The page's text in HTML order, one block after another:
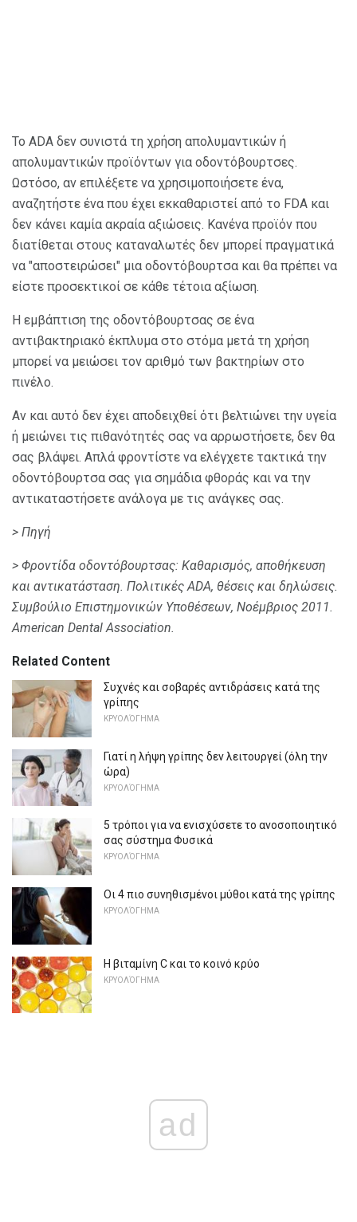
Το ADA δεν συνιστά τη χρήση απολυμαντικών ή
απολυμαντικών προϊόντων για οδοντόβουρτσες.
Ωστόσο, αν επιλέξετε να χρησιμοποιήσετε ένα,
αναζητήστε ένα που έχει εκκαθαριστεί από το FDA και
δεν κάνει καμία ακραία αξιώσεις. Κανένα προϊόν που
διατίθεται στους καταναλωτές δεν μπορεί πραγματικά
να "αποστειρώσει" μια οδοντόβουρτσα και θα πρέπει να
είστε προσεκτικοί σε κάθε τέτοια αξίωση.
Η εμβάπτιση της οδοντόβουρτσας σε ένα
αντιβακτηριακό έκπλυμα στο στόμα μετά τη χρήση
μπορεί να μειώσει τον αριθμό των βακτηρίων στο
πινέλο.
Αν και αυτό δεν έχει αποδειχθεί ότι βελτιώνει την υγεία
ή μειώνει τις πιθανότητές σας να αρρωστήσετε, δεν θα
σας βλάψει. Απλά φροντίστε να ελέγχετε τακτικά την
οδοντόβουρτσα σας για σημάδια φθοράς και να την
αντικαταστήσετε ανάλογα με τις ανάγκες σας.
> Πηγή
> Φροντίδα οδοντόβουρτσας: Καθαρισμός, αποθήκευση
και αντικατάσταση. Πολιτικές ADA, θέσεις και δηλώσεις.
Συμβούλιο Επιστημονικών Υποθέσεων, Νοέμβριος 2011.
American Dental Association.
Related Content
Συχνές και σοβαρές αντιδράσεις κατά της
γρίπης
ΚΡΥΟΛΌΓΗΜΑ
Γιατί η λήψη γρίπης δεν λειτουργεί (όλη την
ώρα)
ΚΡΥΟΛΌΓΗΜΑ
5 τρόποι για να ενισχύσετε το ανοσοποιητικό
σας σύστημα Φυσικά
ΚΡΥΟΛΌΓΗΜΑ
Οι 4 πιο συνηθισμένοι μύθοι κατά της γρίπης
ΚΡΥΟΛΌΓΗΜΑ
Η βιταμίνη C και το κοινό κρύο
ΚΡΥΟΛΌΓΗΜΑ
ad